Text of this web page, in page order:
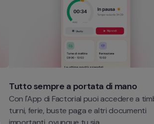
Tutto sempre a portata di mano
Con l'App di Factorial puoi accedere a
turni, ferie, buste paga e altri documenti